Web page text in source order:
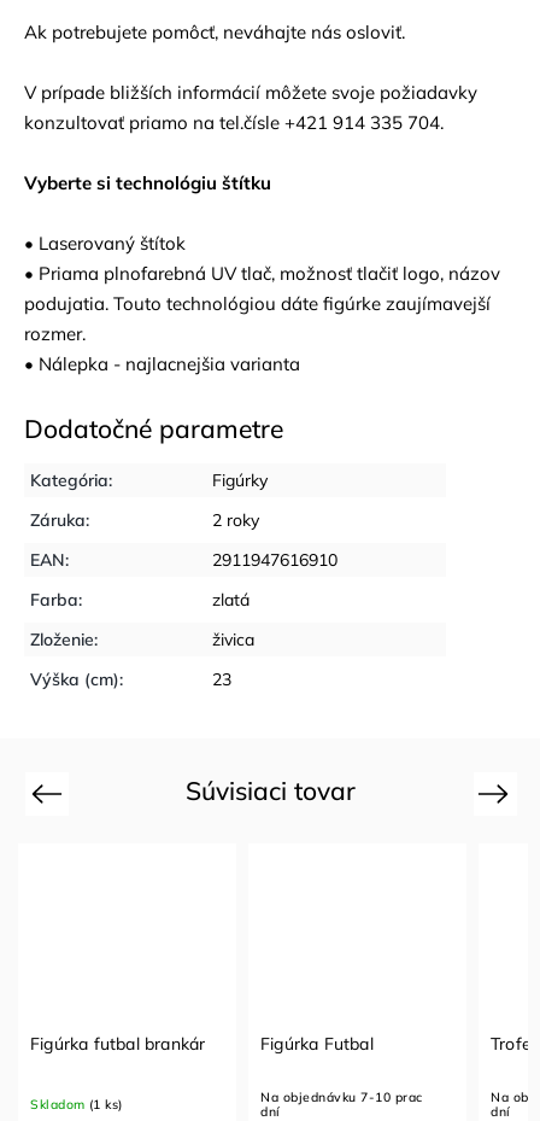
Ak potrebujete pomôcť, neváhajte nás osloviť.
V prípade bližších informácií môžete svoje požiadavky
konzultovať priamo na tel.čísle +421 914 335 704.
Vyberte si technológiu štítku
• Laserovaný štítok
• Priama plnofarebná UV tlač, možnosť tlačiť logo, názov
podujatia. Touto technológiou dáte figúrke zaujímavejší
rozmer.
• Nálepka - najlacnejšia varianta
Dodatočné parametre
Kategória:
Figúrky
Záruka:
2 roky
EAN:
2911947616910
Farba:
zlatá
Zloženie:
živica
Výška (cm): 23
Súvisiaci tovar
Previous
Figúrka futbal brankár
Skladom (1 ks)
Figúrka Futbal
Na objednávku 7-10 prac
dní
Na
dní
Next